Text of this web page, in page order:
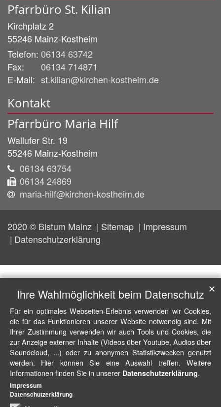
Pfarrbüro St. Kilian
Kirchplatz 2
55246 Mainz-Kostheim
Telefon: 06134 63742
Fax:
06134 714871
E-Mail: st.kilian@kirchen-kostheim.de
Kontakt
Pfarrbüro Maria Hilf
Wallufer Str. 19
55246 Mainz-Kostheim
06134 63754
06134 24869
maria-hilf@kirchen-kostheim.de
2020 © Bistum Mainz Sitemap
Impressum
Datenschutzerklärung
Ihre Wahlmöglichkeit beim Datenschutz
Für ein optimales Webseiten-Erlebnis verwenden wir Cookies,
die für das Funktionieren unserer Website notwendig sind. Mit
Ihrer Zustimmung verwenden wir auch Tools und Cookies, die
zur Anzeige externer Inhalte (Videos über Youtube, Audios über
Soundcloud, ...) oder zu anonymen Statistikzwecken genutzt
werden. Hier können Sie eine Auswahl treffen. Weitere
Informationen finden Sie in unserer Datenschutzerklärung.
✕
Impressum
Datenschutzerklärung